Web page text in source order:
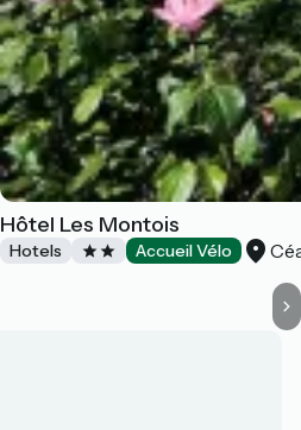
Hôtel Les Montois
Hotels Accueil Vélo